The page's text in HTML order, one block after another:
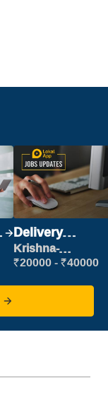
Delivery
Executive
Krishna-
vijayawada
₹20000 - ₹40000